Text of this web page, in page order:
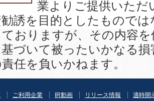
業よりご提供いただ
誘を目的としたもので
おりますが、その内容
づいて被ったいかなる
任を負いかねます。
ご利用企業 IR動画 リリース情報 適時開